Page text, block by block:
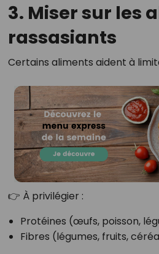
3. Miser sur les
rassasiants
Certains aliments aident à
👉 À privilégier :
Protéines (œufs, poisson,
Fibres (légumes, fruits,